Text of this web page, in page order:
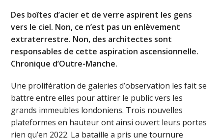
Des boîtes d’acier et de verre aspirent les gens
vers le ciel. Non, ce n’est pas un enlèvement
extraterrestre. Non, des architectes sont
responsables de cette aspiration ascensionnelle.
Chronique d’Outre-Manche.
Une prolifération de galeries d’observation les fait se
battre entre elles pour attirer le public vers les
grands immeubles londoniens. Trois nouvelles
plateformes en hauteur ont ainsi ouvert leurs portes
rien qu’en 2022. La bataille a pris une tournure